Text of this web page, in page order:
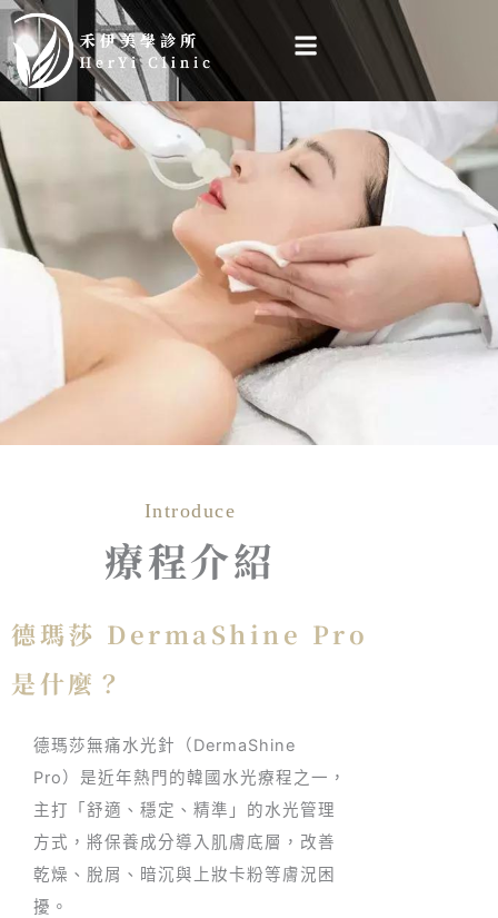
跳
至
主
內
容
乾燥、脫屑、上妝卡粉？
DermaShine Pro 德瑪莎水光｜舒適低疼
痛，讓肌膚從底層補水
Introduce
療程介紹
德瑪莎 DermaShine Pro
是什麼？
德瑪莎無痛水光針（DermaShine
Pro）是近年熱門的韓國水光療程之一，
主打「舒適、穩定、精準」的水光管理
方式，將保養成分導入肌膚底層，改善
乾燥、脫屑、暗沉與上妝卡粉等膚況困
擾。